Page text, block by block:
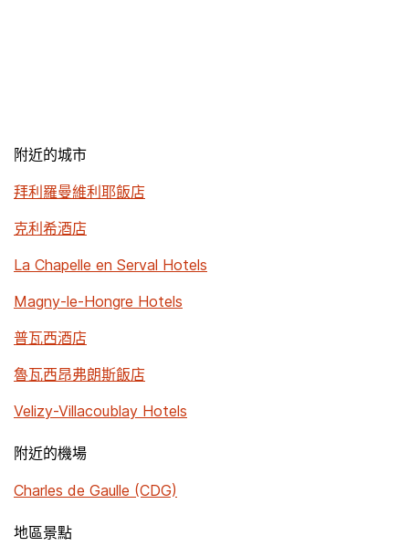
附近的城市
拜利羅曼維利耶飯店
克利希酒店
La Chapelle en Serval Hotels
Magny-le-Hongre Hotels
普瓦西酒店
魯瓦西昂弗朗斯飯店
Velizy-Villacoublay Hotels
附近的機場
Charles de Gaulle (CDG)
地區景點